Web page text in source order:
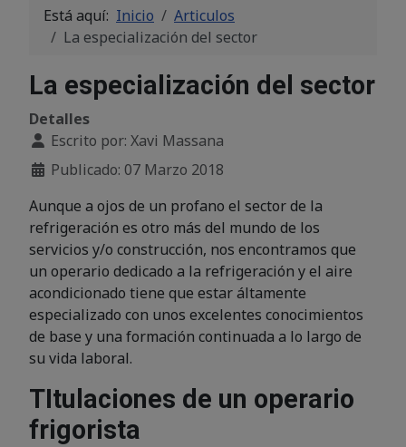
Está aquí: Inicio
Articulos
La especialización del sector
La especialización del sector
Detalles
Escrito por: Xavi Massana
Publicado: 07 Marzo 2018
Aunque a ojos de un profano el sector de la
refrigeración es otro más del mundo de los
servicios y/o construcción, nos encontramos que
un operario dedicado a la refrigeración y el aire
acondicionado tiene que estar áltamente
especializado con unos excelentes conocimientos
de base y una formación continuada a lo largo de
su vida laboral.
TItulaciones de un operario
frigorista